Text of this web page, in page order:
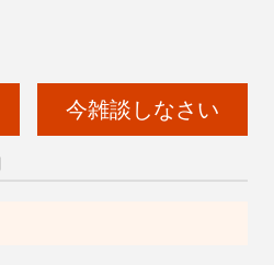
今雑談しなさい